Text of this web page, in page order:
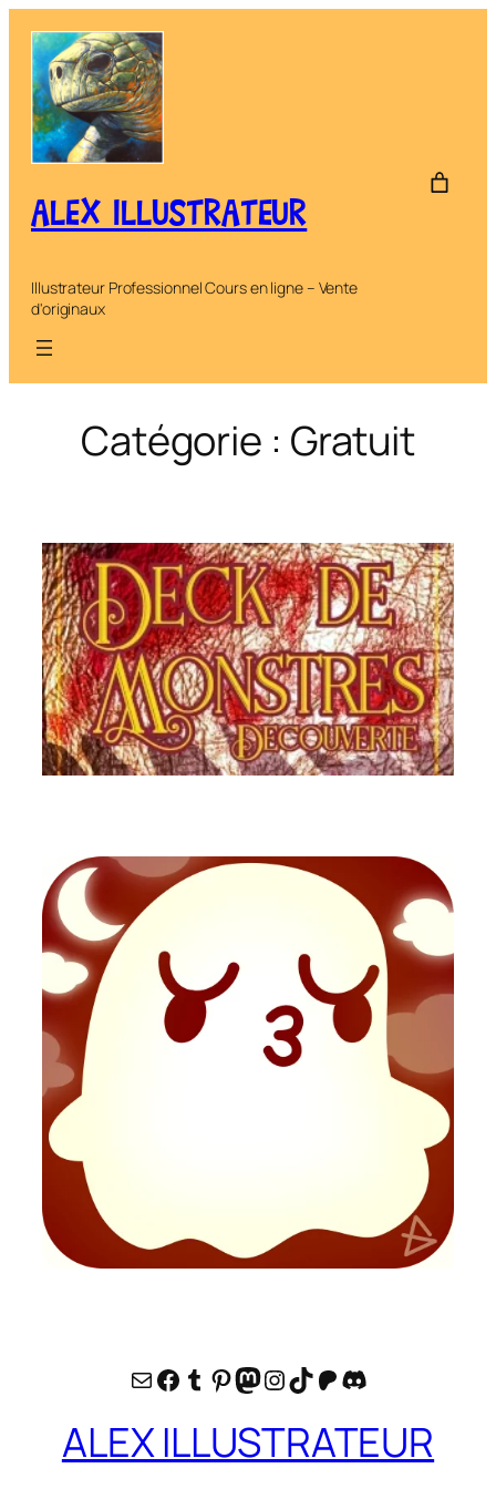
contenu
ALEX ILLUSTRATEUR
Illustrateur Professionnel Cours en ligne – Vente
d'originaux
Catégorie : Gratuit
E-mailFacebook
Tumblr
Pinterest
Mastodon
Instagram
TikTok
Patreon
Discord
ALEX ILLUSTRATEUR